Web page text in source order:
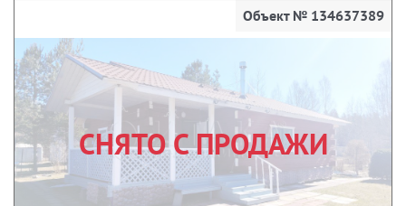
СНЯТО С ПРОДАЖИ
Объект № 134637389